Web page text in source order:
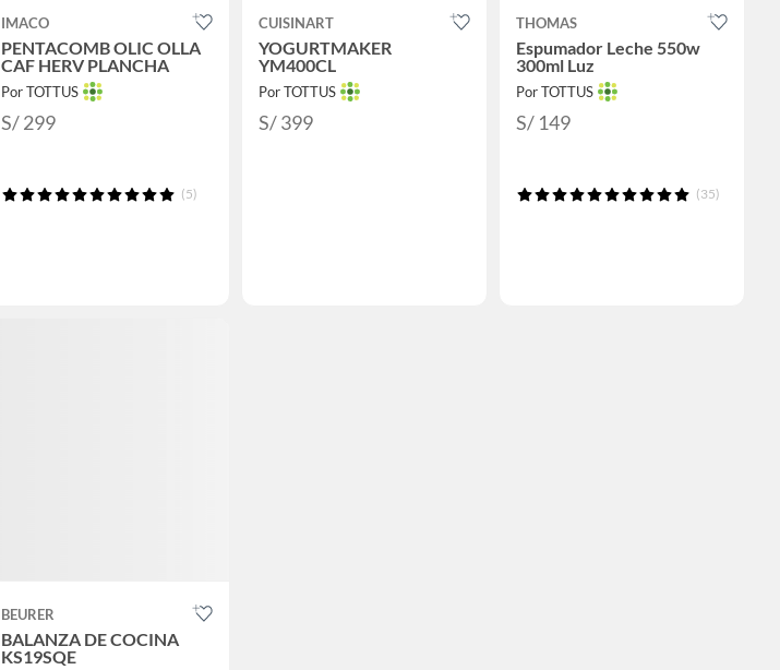
IMACO
PENTACOMB OLIC OLLA
CAF HERV PLANCHA
Por TOTTUS
S/ 299
(5)
CUISINART
YOGURTMAKER
YM400CL
Por TOTTUS
S/ 399
THOMAS
Espumador Leche 550w
300ml Luz
Por TOTTUS
S/ 149
(35)
BEURER
BALANZA DE COCINA
KS19SQE